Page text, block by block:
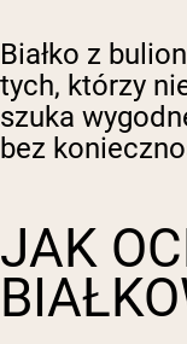
Białko z
tych, którzy
szuka
bez
JAK